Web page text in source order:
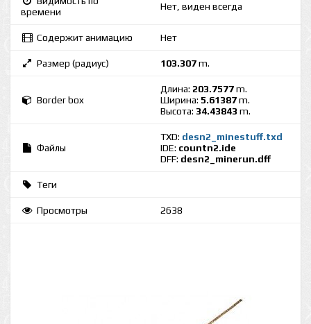
времени
Нет, виден всегда
Содержит анимацию Нет
Размер (радиус) 103.307m.
Border box
Длина: 203.7577m.
Ширина: 5.61387m.
Высота: 34.43843 m.
Файлы
TXD: desn2_minestuff.txd
IDE: countn2.ide
DFF: desn2_minerun.dff
Теги
Просмотры 2638